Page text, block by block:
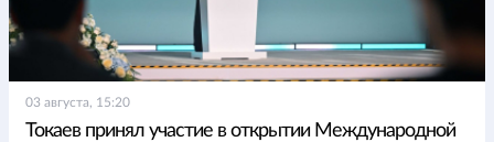
03 августа, 15:20
Токаев принял участие в открытии Международной